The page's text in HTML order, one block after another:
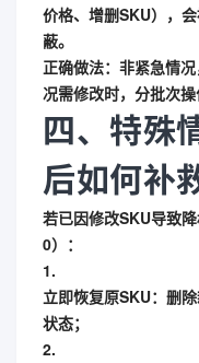
价格、增删SKU），
蔽。
正确做法：非紧急情
况需修改时，分批次操
四、特殊
后如何补
若已因修改SKU导致
0）：
1.
立即恢复原SKU：删
状态；
2.